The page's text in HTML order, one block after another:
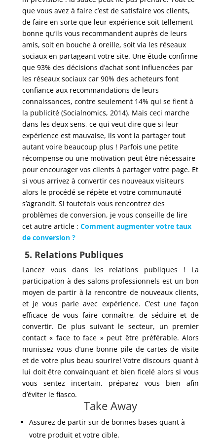
que vous avez à faire c’est de satisfaire vos clients,
de faire en sorte que leur expérience soit tellement
bonne qu’ils vous recommandent auprès de leurs
amis, soit en bouche à oreille, soit via les réseaux
sociaux en partageant votre site. Une étude confirme
que 93% des décisions d’achat sont influencées par
les réseaux sociaux car 90% des acheteurs font
confiance aux recommandations de leurs
connaissances, contre seulement 14% qui se fient à
la publicité (Socialnomics, 2014). Mais ceci marche
dans les deux sens, ce qui veut dire que si leur
expérience est mauvaise, ils vont la partager tout
autant voire beaucoup plus ! Parfois une petite
récompense ou une motivation peut être nécessaire
pour encourager vos clients à partager votre page. Et
si vous arrivez à convertir ces nouveaux visiteurs
alors le procédé se répète et votre communauté
s’agrandit. Si toutefois vous rencontrez des
problèmes de conversion, je vous conseille de lire
cet autre article : Comment augmenter votre taux
de conversion ?
5. Relations Publiques
Lancez vous dans les relations publiques ! La
participation à des salons professionnels est un bon
moyen de partir à la rencontre de nouveaux clients,
et je vous parle avec expérience. C’est une façon
efficace de vous faire connaître, de séduire et de
convertir. De plus suivant le secteur, un premier
contact « face to face » peut être préférable. Alors
munissez vous d’une bonne pile de cartes de visite
et de votre plus beau sourire! Votre discours quant à
lui doit être convainquant et bien ficelé alors si vous
vous sentez incertain, préparez vous bien afin
d’éviter le fiasco.
Take Away
Assurez de partir sur de bonnes bases quant à
votre produit et votre cible.